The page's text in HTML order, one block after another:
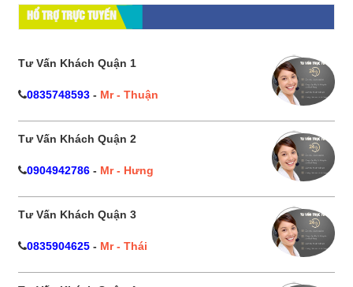
HỔ TRỢ TRỰC TUYẾN
Tư Vấn Khách Quận 1
0835748593 - Mr - Thuận
Tư Vấn Khách Quận 2
0904942786 - Mr - Hưng
Tư Vấn Khách Quận 3
0835904625 - Mr - Thái